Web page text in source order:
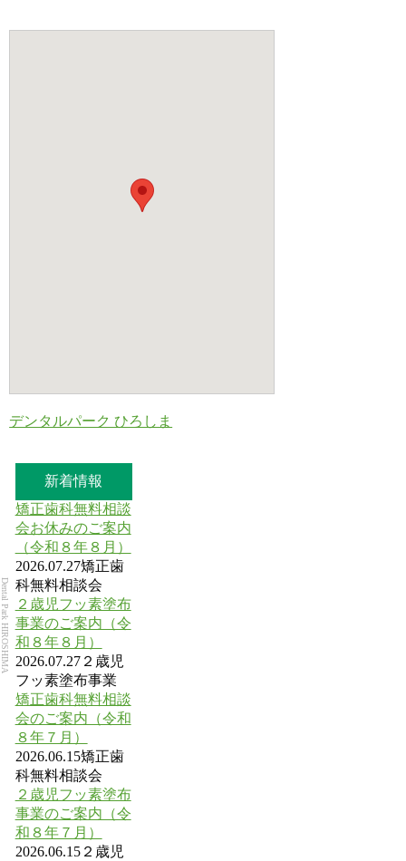
Dental Park HIROSHIMA
デンタルパーク ひろしま
新着情報
矯正歯科無料相談
会お休みのご案内
（令和８年８月）
2026.07.27矯正歯
科無料相談会
２歳児フッ素塗布
事業のご案内（令
和８年８月）
2026.07.27２歳児
フッ素塗布事業
矯正歯科無料相談
会のご案内（令和
８年７月）
2026.06.15矯正歯
科無料相談会
２歳児フッ素塗布
事業のご案内（令
和８年７月）
2026.06.15２歳児